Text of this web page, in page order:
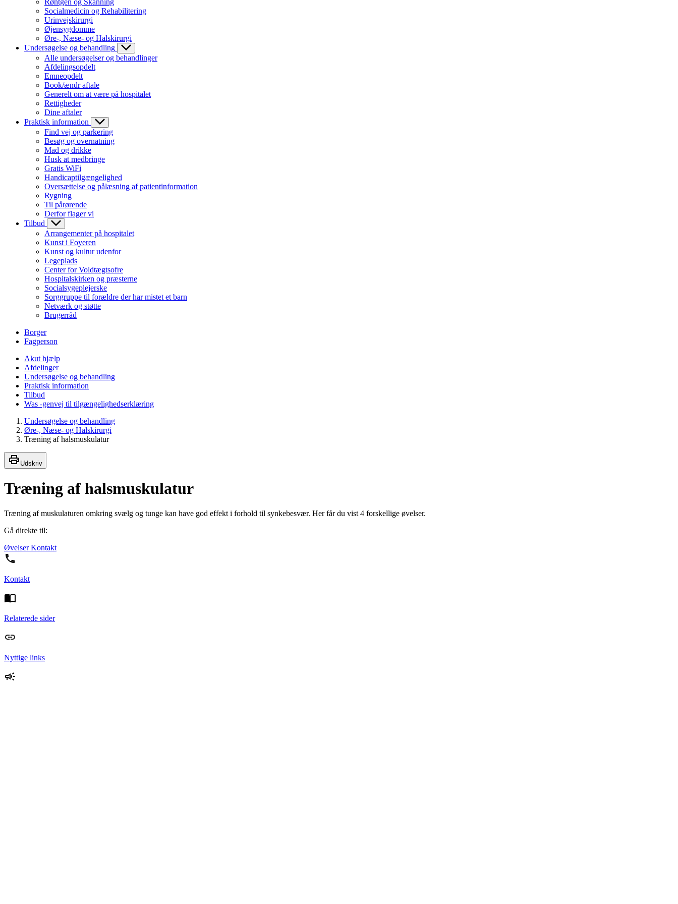
Røntgen og Skanning
Socialmedicin og Rehabilitering
Urinvejskirurgi
Øjensygdomme
Øre-, Næse- og Halskirurgi
Undersøgelse og behandling
Alle undersøgelser og behandlinger
Afdelingsopdelt
Emneopdelt
Book/ændr aftale
Generelt om at være på hospitalet
Rettigheder
Dine aftaler
Praktisk information
Find vej og parkering
Besøg og overnatning
Mad og drikke
Husk at medbringe
Gratis WiFi
Handicaptilgængelighed
Oversættelse og pålæsning af patientinformation
Rygning
Til pårørende
Derfor flager vi
Tilbud
Arrangementer på hospitalet
Kunst i Foyeren
Kunst og kultur udenfor
Legeplads
Center for Voldtægtsofre
Hospitalskirken og præsterne
Socialsygeplejerske
Sorggruppe til forældre der har mistet et barn
Netværk og støtte
Brugerråd
Borger
Fagperson
Akut hjælp
Afdelinger
Undersøgelse og behandling
Praktisk information
Tilbud
Was -genvej til tilgængelighedserklæring
Undersøgelse og behandling
Øre-, Næse- og Halskirurgi
Træning af halsmuskulatur
Udskriv
Træning af halsmuskulatur
Træning af muskulaturen omkring svælg og tunge kan have god effekt i forhold til synkebesvær. Her får du vist 4 forskellige øvelser.
Gå direkte til:
ØvelserKontakt
Kontakt
Relaterede sider
Nyttige links